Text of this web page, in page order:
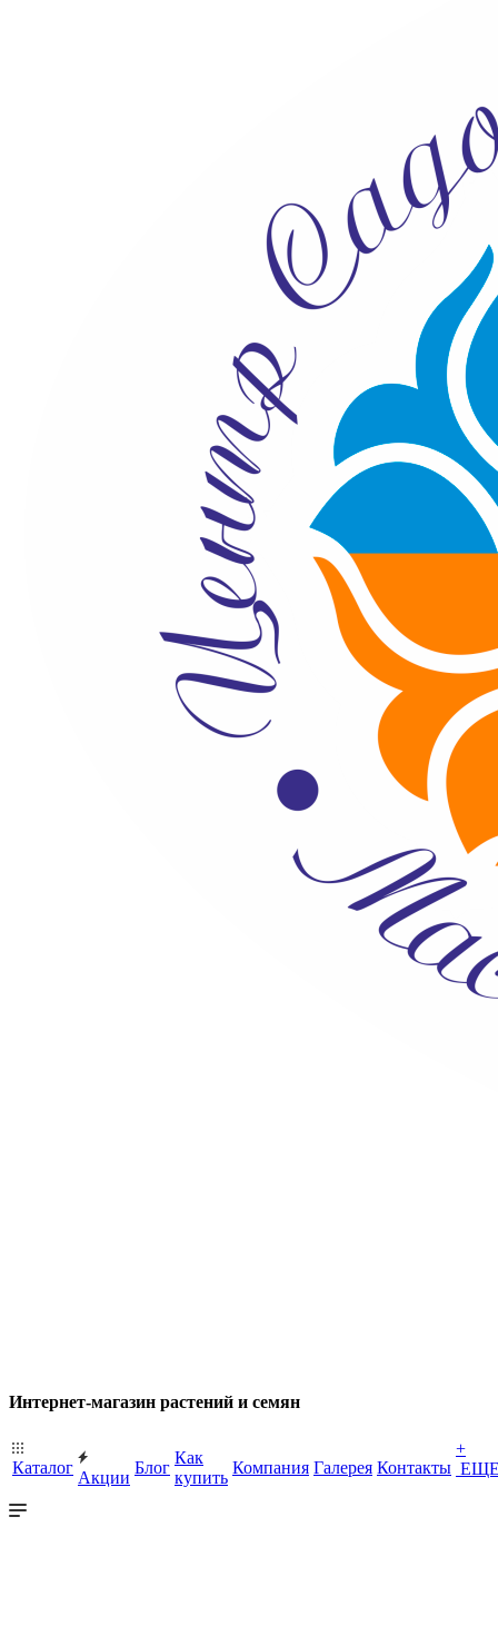
Интернет-магазин растений и семян
Каталог
Акции
Блог
Как
купить
Компания Галерея Контакты
+